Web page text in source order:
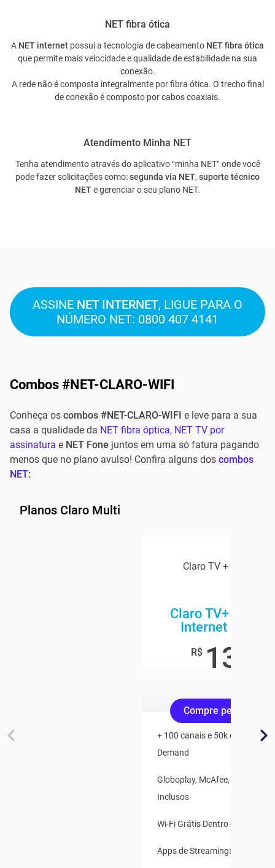
NET fibra ótica
A NET internet possui a tecnologia de cabeamento NET fibra ótica
que permite mais velocidade e qualidade de estabilidade na sua
conexão.
A rede não é composta integralmente por fibra ótica. O trecho final
de conexão é composto por cabos coaxiais.
Atendimento Minha NET
Tenha atendimento através do aplicativo “minha NET” onde você
pode fazer solicitações como:segunda via NET, suporte técnico
NETe gerenciar o seu plano NET.
ASSINE NET INTERNET, LIGUE PARA O
NÚMERO NET: 0800 407 4141
Combos #NET-CLARO-WIFI
Conheça os combos #NET-CLARO-WIFI e leve para a sua
casa a qualidade da NET fibra óptica, NET TV por
assinatura e NET Fone juntos em uma só fatura pagando
menos que no plano avulso! Confira alguns dos combos
NET:
Planos Claro Multi
Claro TV + Claro
Claro TV+ App +
Internet 500
R$ 134
Compre pelo
+ 100 canais e 50k de
Demand
Globoplay, McAfee, Claro
Inclusos
Wi-Fi Grátis Dentro e Fora de
Apps de Streamings